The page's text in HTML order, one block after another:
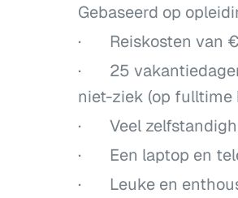
Gebaseerd op
· Reiskosten van
· 25 vakantiedagen
niet-ziek (op fulltime
· Veel
· Een laptop en
· Leuke en